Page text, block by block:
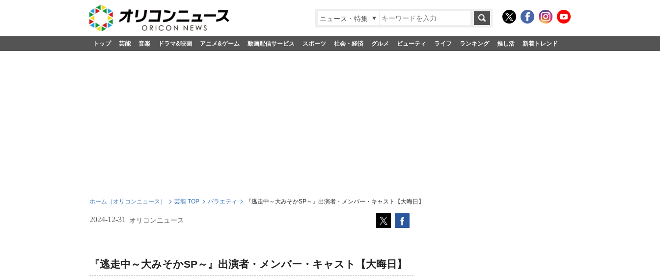
ニュース・特集
トップ 芸能 音楽 ドラマ&映画 アニメ&ゲーム 動画配信サービス スポーツ 社会・経済 グルメ ビューティ ライフ ランキング 推し活 新着トレンド
ホーム（オリコンニュース） 芸能 TOP バラエティ 『逃走中～大みそかSP～』出演者・メンバー・キャスト【大晦日】
2024-12-31 オリコンニュース
『逃走中～大みそかSP～』出演者・メンバー・キャスト【大晦日】